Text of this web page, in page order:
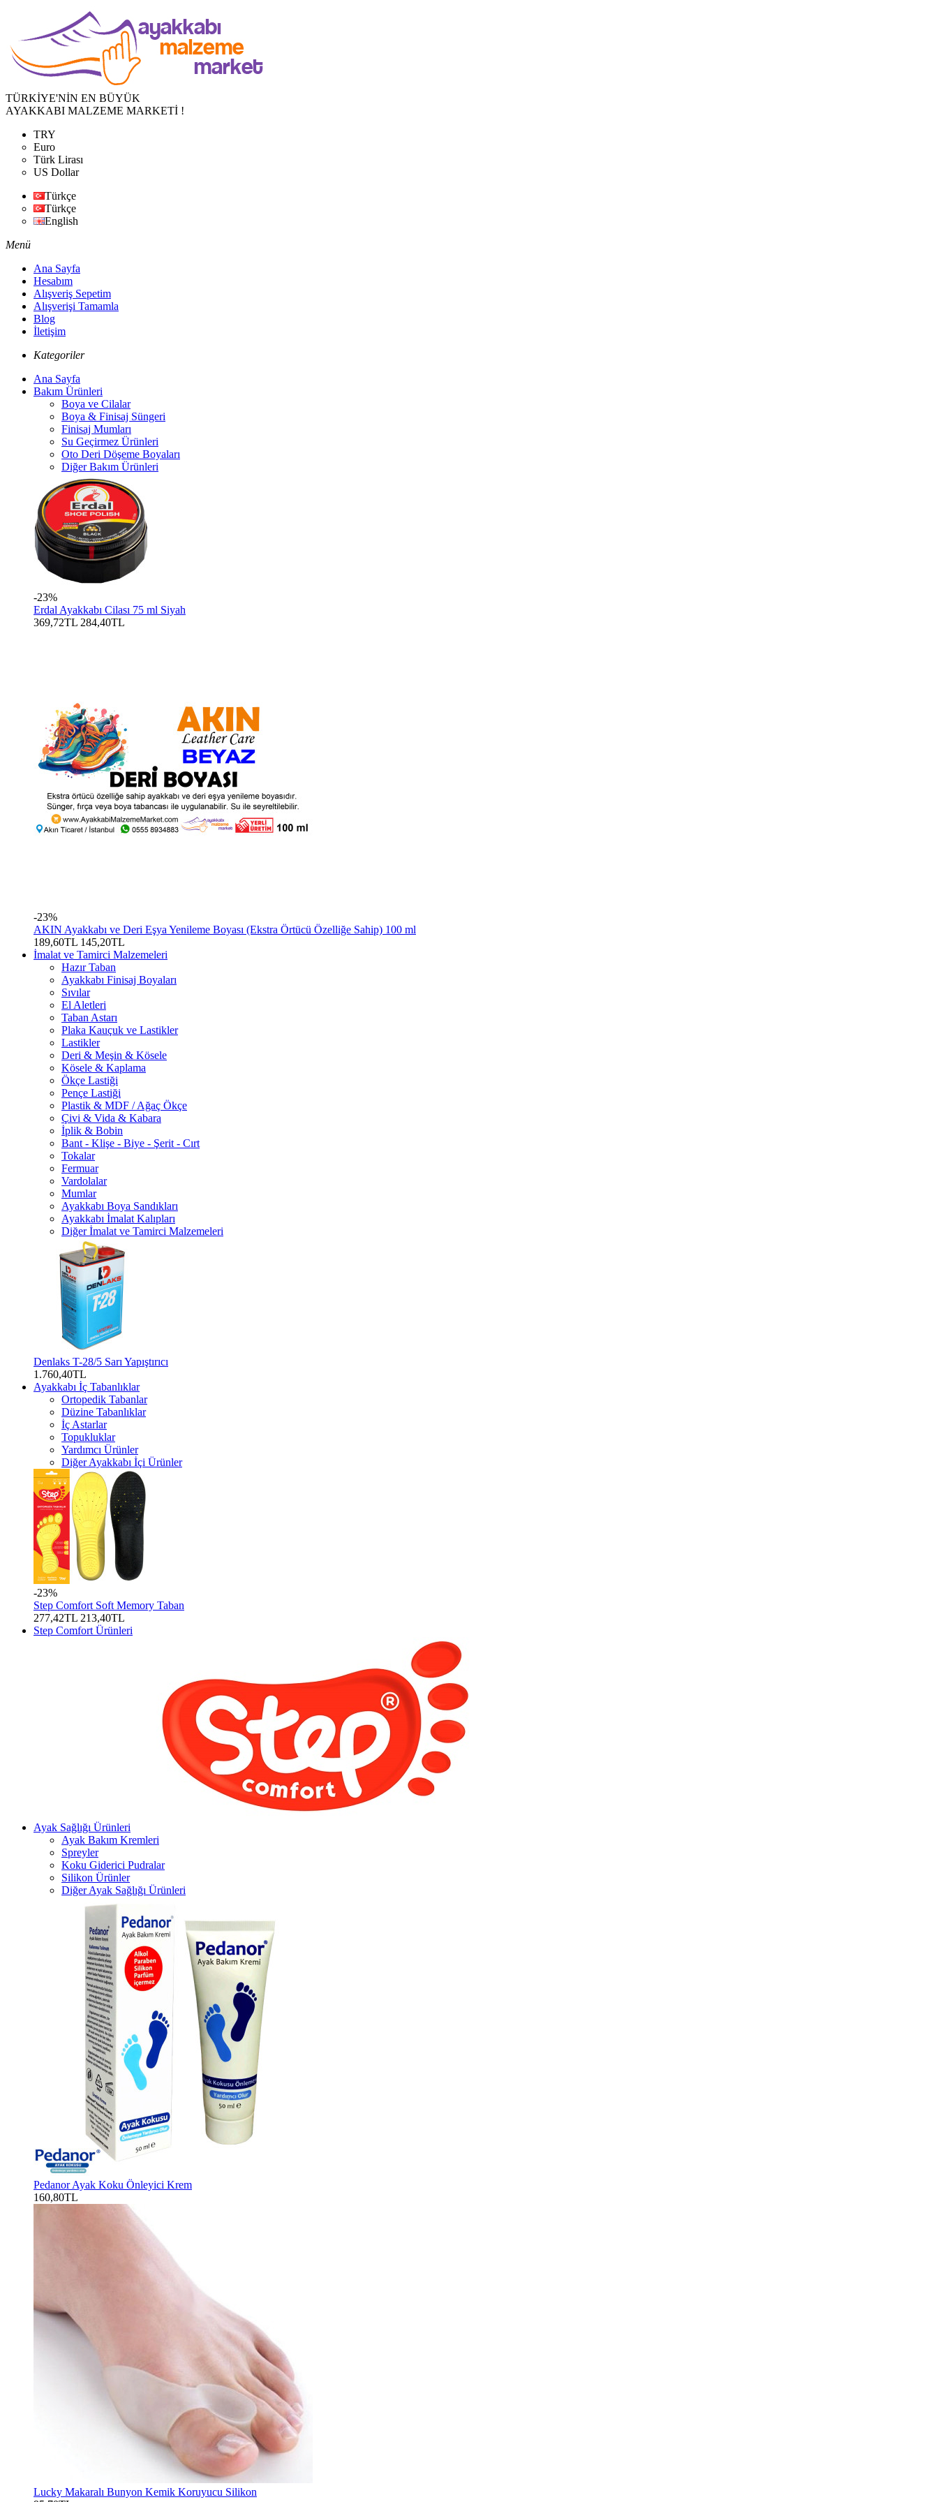
TÜRKİYE'NİN EN BÜYÜK
AYAKKABI MALZEME MARKETİ !
TRY
Euro
Türk Lirası
US Dollar
Türkçe
Türkçe
English
Menü
Ana Sayfa
Hesabım
Alışveriş Sepetim
Alışverişi Tamamla
Blog
İletişim
Kategoriler
Ana Sayfa
Bakım Ürünleri
Boya ve Cilalar
Boya & Finisaj Süngeri
Finisaj Mumları
Su Geçirmez Ürünleri
Oto Deri Döşeme Boyaları
Diğer Bakım Ürünleri
-23%
Erdal Ayakkabı Cilası 75 ml Siyah
369,72TL 284,40TL
-23%
AKIN Ayakkabı ve Deri Eşya Yenileme Boyası (Ekstra Örtücü Özelliğe Sahip) 100 ml
189,60TL 145,20TL
İmalat ve Tamirci Malzemeleri
Hazır Taban
Ayakkabı Finisaj Boyaları
Sıvılar
El Aletleri
Taban Astarı
Plaka Kauçuk ve Lastikler
Lastikler
Deri & Meşin & Kösele
Kösele & Kaplama
Ökçe Lastiği
Pençe Lastiği
Plastik & MDF / Ağaç Ökçe
Çivi & Vida & Kabara
İplik & Bobin
Bant - Klişe - Biye - Şerit - Cırt
Tokalar
Fermuar
Vardolalar
Mumlar
Ayakkabı Boya Sandıkları
Ayakkabı İmalat Kalıpları
Diğer İmalat ve Tamirci Malzemeleri
Denlaks T-28/5 Sarı Yapıştırıcı
1.760,40TL
Ayakkabı İç Tabanlıklar
Ortopedik Tabanlar
Düzine Tabanlıklar
İç Astarlar
Topukluklar
Yardımcı Ürünler
Diğer Ayakkabı İçi Ürünler
-23%
Step Comfort Soft Memory Taban
277,42TL 213,40TL
Step Comfort Ürünleri
Ayak Sağlığı Ürünleri
Ayak Bakım Kremleri
Spreyler
Koku Giderici Pudralar
Silikon Ürünler
Diğer Ayak Sağlığı Ürünleri
Pedanor Ayak Koku Önleyici Krem
160,80TL
Lucky Makaralı Bunyon Kemik Koruyucu Silikon